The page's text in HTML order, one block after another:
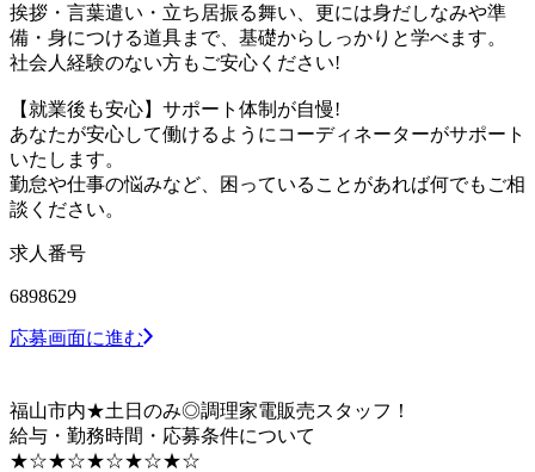
挨拶・言葉遣い・立ち居振る舞い、更には身だしなみや準
備・身につける道具まで、基礎からしっかりと学べます。
社会人経験のない方もご安心ください!
【就業後も安心】サポート体制が自慢!
あなたが安心して働けるようにコーディネーターがサポート
いたします。
勤怠や仕事の悩みなど、困っていることがあれば何でもご相
談ください。
求人番号
6898629
応募画面に進む
福山市内★土日のみ◎調理家電販売スタッフ！
給与・勤務時間・応募条件について
★☆★☆★☆★☆★☆